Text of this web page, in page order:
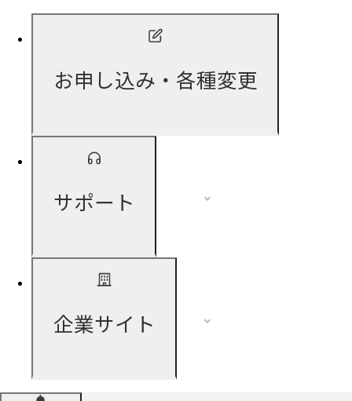
お申し込み・各種変更
サポート
企業サイト